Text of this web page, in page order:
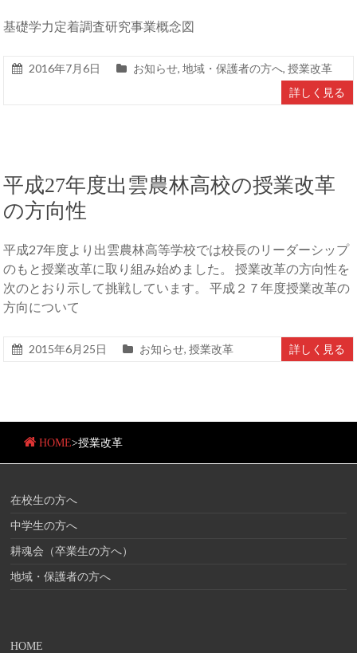
基礎学力定着調査研究事業概念図
2016年7月6日 お知らせ,地域・保護者の方へ,授業改革
詳しく見る
平成27年度出雲農林高校の授業改革
の方向性
平成27年度より出雲農林高等学校では校長のリーダーシップ
のもと授業改革に取り組み始めました。 授業改革の方向性を
次のとおり示して挑戦しています。 平成２７年度授業改革の
方向について
2015年6月25日 お知らせ,授業改革 詳しく見る
HOME>授業改革
在校生の方へ
中学生の方へ
耕魂会（卒業生の方へ）
地域・保護者の方へ
HOME